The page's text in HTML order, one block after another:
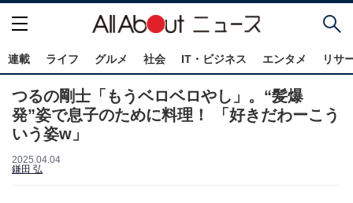
連載 ライフ グルメ 社会 IT・ビジネス エンタメ リサ
つるの剛士「もうベロベロやし」。“髪爆
発”姿で息子のために料理！ 「好きだわーこう
いう姿w」
2025.04.04
鎌田 弘